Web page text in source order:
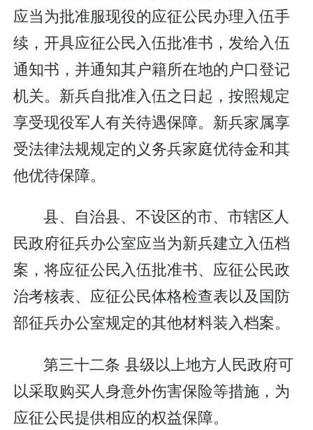
应当为批准服现役的应征公民办理入伍手
续，开具应征公民入伍批准书，发给入伍
通知书，并通知其户籍所在地的户口登记
机关。新兵自批准入伍之日起，按照规定
享受现役军人有关待遇保障。新兵家属享
受法律法规规定的义务兵家庭优待金和其
他优待保障。
县、自治县、不设区的市、市辖区人
民政府征兵办公室应当为新兵建立入伍档
案，将应征公民入伍批准书、应征公民政
治考核表、应征公民体格检查表以及国防
部征兵办公室规定的其他材料装入档案。
第三十二条 县级以上地方人民政府可
以采取购买人身意外伤害保险等措施，为
应征公民提供相应的权益保障。